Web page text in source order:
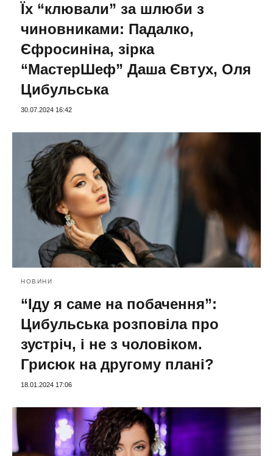
Їх “клювали” за шлюби з
чиновниками: Падалко,
Єфросиніна, зірка
“МастерШеф” Даша Євтух, Оля
Цибульська
30.07.2024 16:42
НОВИНИ
“Іду я саме на побачення”:
Цибульська розповіла про
зустріч, і не з чоловіком.
Грисюк на другому плані?
18.01.2024 17:06